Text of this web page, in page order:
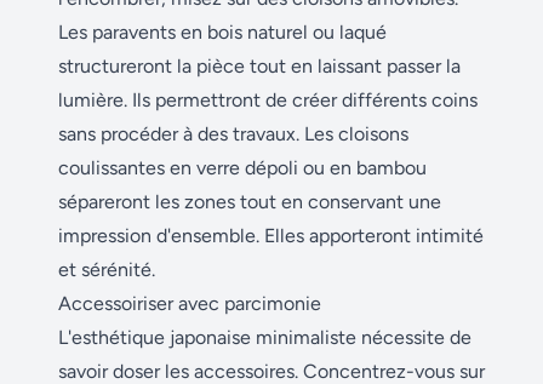
Les paravents en bois naturel ou laqué
structureront la pièce tout en laissant passer la
lumière. Ils permettront de créer différents coins
sans procéder à des travaux. Les cloisons
coulissantes en verre dépoli ou en bambou
sépareront les zones tout en conservant une
impression d'ensemble. Elles apporteront intimité
et sérénité.
Accessoiriser avec parcimonie
L'esthétique japonaise minimaliste nécessite de
savoir doser les accessoires. Concentrez-vous sur